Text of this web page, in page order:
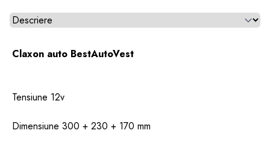
Alegeti tab
Claxon auto BestAutoVest
Tensiune 12v
Dimensiune 300 + 230 + 170 mm